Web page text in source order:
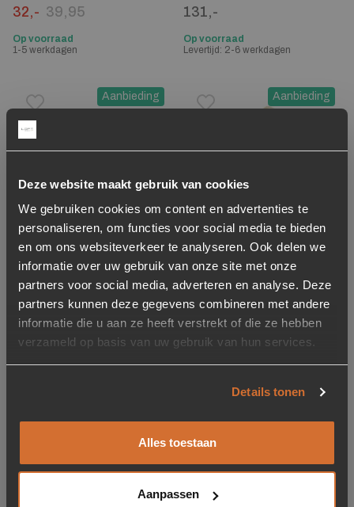
Deze website maakt gebruik van cookies
We gebruiken cookies om content en advertenties te
personaliseren, om functies voor social media te bieden
en om ons websiteverkeer te analyseren. Ook delen we
informatie over uw gebruik van onze site met onze
partners voor social media, adverteren en analyse. Deze
partners kunnen deze gegevens combineren met andere
informatie die u aan ze heeft verstrekt of die ze hebben
verzameld op basis van uw gebruik van hun services.
Details tonen
Alles toestaan
Aanpassen
39,95
Oorspronkelijke prijs was: 39,95.
32,-
Huidige prijs is: 32,-.
Op voorraad
1-5 werkdagen
131,-
Op voorraad
Levertijd: 2-6 werkdagen
Aanbieding
Toevoegen aan verlanglijstje
Verwijderen van verlanglijst
-50%
Plaid Balance Beige –
170x130cm
19,95
Op voorraad
Aanbieding
Toevoegen aan
Verwijderen van verlanglijst
-50%
Plaid Envy beige
39,95
Oorspronkelijke prijs
19,95
Huidige prijs is: 19,95.
2 stuks op voorraad
Wat kunnen wij voor je doen?
Contact